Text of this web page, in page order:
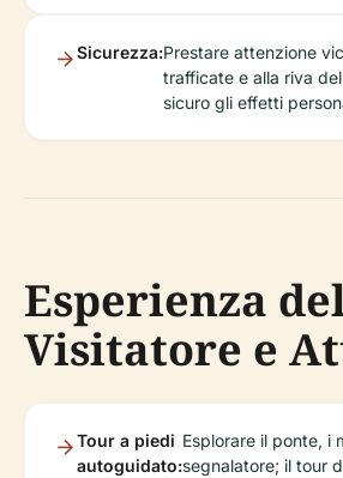
Sicurezza:Prestare attenzione
trafficate e alla riva
sicuro gli effetti
Esperienza
Visitatore e
Tour a piedi
autoguidato:
Esplorare il ponte, i
segnalatore; il tour